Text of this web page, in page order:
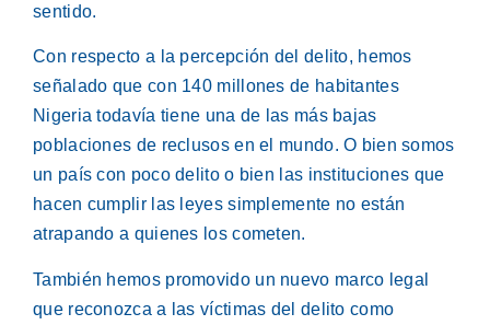
sentido.
Con respecto a la percepción del delito, hemos
señalado que con 140 millones de habitantes
Nigeria todavía tiene una de las más bajas
poblaciones de reclusos en el mundo. O bien somos
un país con poco delito o bien las instituciones que
hacen cumplir las leyes simplemente no están
atrapando a quienes los cometen.
También hemos promovido un nuevo marco legal
que reconozca a las víctimas del delito como